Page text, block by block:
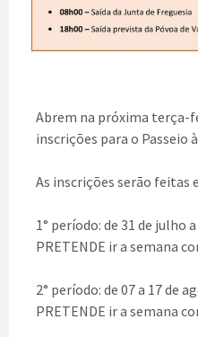
Abrem na próxima terça-
inscrições para o Passeio
As inscrições serão feitas
1° período: de 31 de julho
PRETENDE ir a semana
2° período: de 07 a 17 de
PRETENDE ir a semana